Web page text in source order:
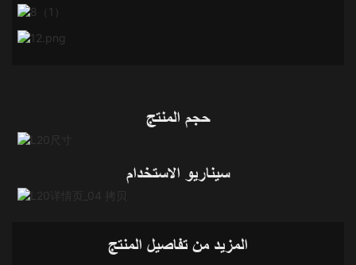
حجم المنتج
سيناريو الاستخدام
المزيد من تفاصيل المنتج